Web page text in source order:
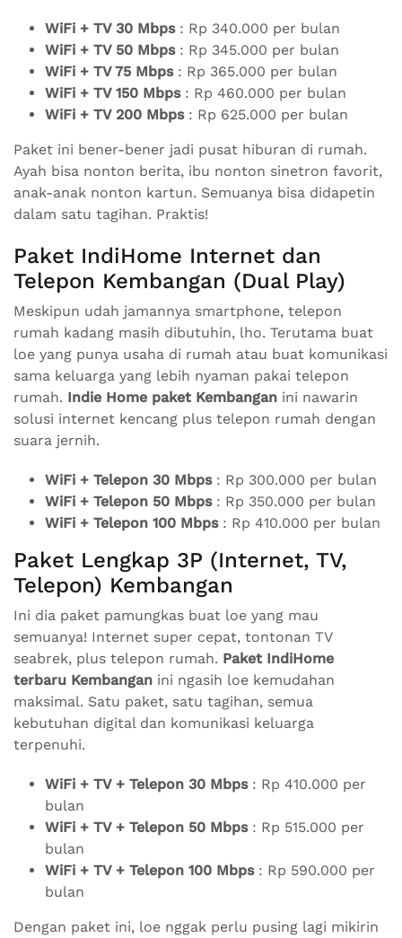
WiFi + TV 30 Mbps: Rp 340.000 per bulan
WiFi + TV 50 Mbps: Rp 345.000 per bulan
WiFi + TV 75 Mbps: Rp 365.000 per bulan
WiFi + TV 150 Mbps: Rp 460.000 per bulan
WiFi + TV 200 Mbps: Rp 625.000 per bulan
Paket ini bener-bener jadi pusat hiburan di rumah.
Ayah bisa nonton berita, ibu nonton sinetron favorit,
anak-anak nonton kartun. Semuanya bisa didapetin
dalam satu tagihan. Praktis!
Paket IndiHome Internet dan
Telepon Kembangan (Dual Play)
Meskipun udah jamannya smartphone, telepon
rumah kadang masih dibutuhin, lho. Terutama buat
loe yang punya usaha di rumah atau buat komunikasi
sama keluarga yang lebih nyaman pakai telepon
rumah. Indie Home paket Kembangan ini nawarin
solusi internet kencang plus telepon rumah dengan
suara jernih.
WiFi + Telepon 30 Mbps: Rp 300.000 per bulan
WiFi + Telepon 50 Mbps: Rp 350.000 per bulan
WiFi + Telepon 100 Mbps: Rp 410.000 per bulan
Paket Lengkap 3P (Internet, TV,
Telepon) Kembangan
Ini dia paket pamungkas buat loe yang mau
semuanya! Internet super cepat, tontonan TV
seabrek, plus telepon rumah. Paket IndiHome
terbaru Kembangan ini ngasih loe kemudahan
maksimal. Satu paket, satu tagihan, semua
kebutuhan digital dan komunikasi keluarga
terpenuhi.
WiFi + TV + Telepon 30 Mbps: Rp 410.000 per
bulan
WiFi + TV + Telepon 50 Mbps: Rp 515.000 per
bulan
WiFi + TV + Telepon 100 Mbps: Rp 590.000 per
bulan
Dengan paket ini, loe nggak perlu pusing lagi mikirin